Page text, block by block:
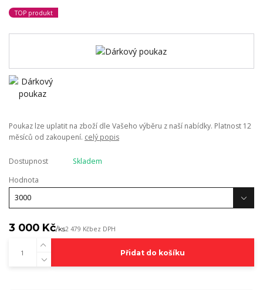
TOP produkt
Poukaz lze uplatit na zboží dle Vašeho výběru z naší nabídky. Platnost 12
měsíců od zakoupení. celý popis
Dostupnost
Skladem
Hodnota
3 000 Kč/ks2 479 Kčbez DPH
Přidat do košíku